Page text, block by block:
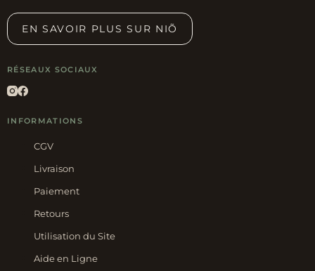
EN SAVOIR PLUS SUR NIÕ
RÉSEAUX SOCIAUX
INFORMATIONS
CGV
Livraison
Paiement
Retours
Utilisation du Site
Aide en Ligne